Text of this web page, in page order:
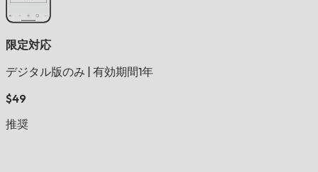
限定対応
デジタル版のみ 有効期間1年
$49
推奨